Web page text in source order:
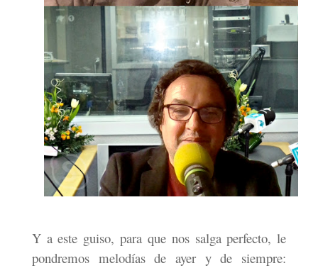
Y a este guiso, para que nos salga perfecto, le
pondremos melodías de ayer y de siempre: